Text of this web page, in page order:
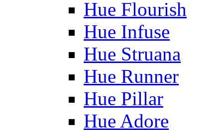
Hue Flourish
Hue Infuse
Hue Struana
Hue Runner
Hue Pillar
Hue Adore